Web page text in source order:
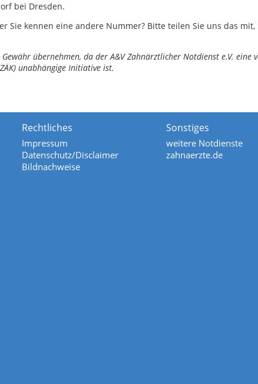
bei Dresden.
Sie kennen eine andere Nummer? Bitte teilen Sie uns das
übernehmen, da der A&V Zahnärztlicher Notdienst e.V. eine
unabhängige Initiative ist.
Rechtliches
Impressum
Datenschutz/Disclaimer
Bildnachweise
Sonstiges
weitere Notdienste
zahnaerzte.de